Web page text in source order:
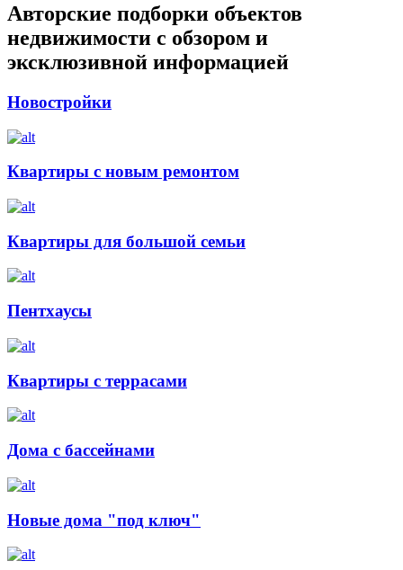
Авторские подборки объектов
недвижимости с обзором и
эксклюзивной информацией
Новостройки
Квартиры с новым ремонтом
Квартиры для большой семьи
Пентхаусы
Квартиры с террасами
Дома с бассейнами
Новые дома "под ключ"